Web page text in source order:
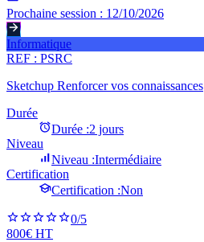
Prochaine session : 12/10/2026
Informatique
REF : PSRC
Sketchup Renforcer vos connaissances
Durée
Durée :2 jours
Niveau
Niveau :Intermédiaire
Certification
Certification :Non
0/5
800€ HT